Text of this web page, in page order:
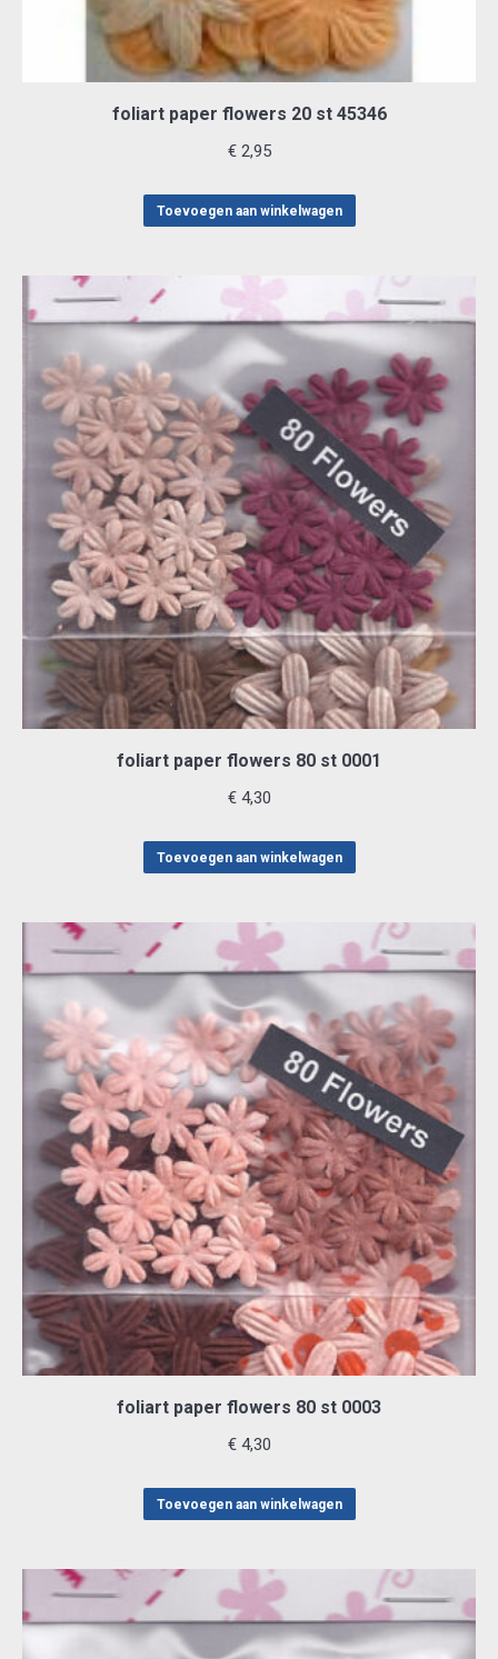
foliart paper flowers 20 st 45346
€2,95
Toevoegen aan winkelwagen
foliart paper flowers 80 st 0001
€4,30
Toevoegen aan winkelwagen
foliart paper flowers 80 st 0003
€4,30
Toevoegen aan winkelwagen